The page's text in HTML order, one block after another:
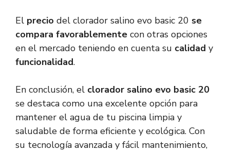
El precio del clorador salino evo basic 20 se
compara favorablemente con otras opciones
en el mercado teniendo en cuenta su calidad y
funcionalidad.
En conclusión, el clorador salino evo basic 20
se destaca como una excelente opción para
mantener el agua de tu piscina limpia y
saludable de forma eficiente y ecológica. Con
su tecnología avanzada y fácil mantenimiento,